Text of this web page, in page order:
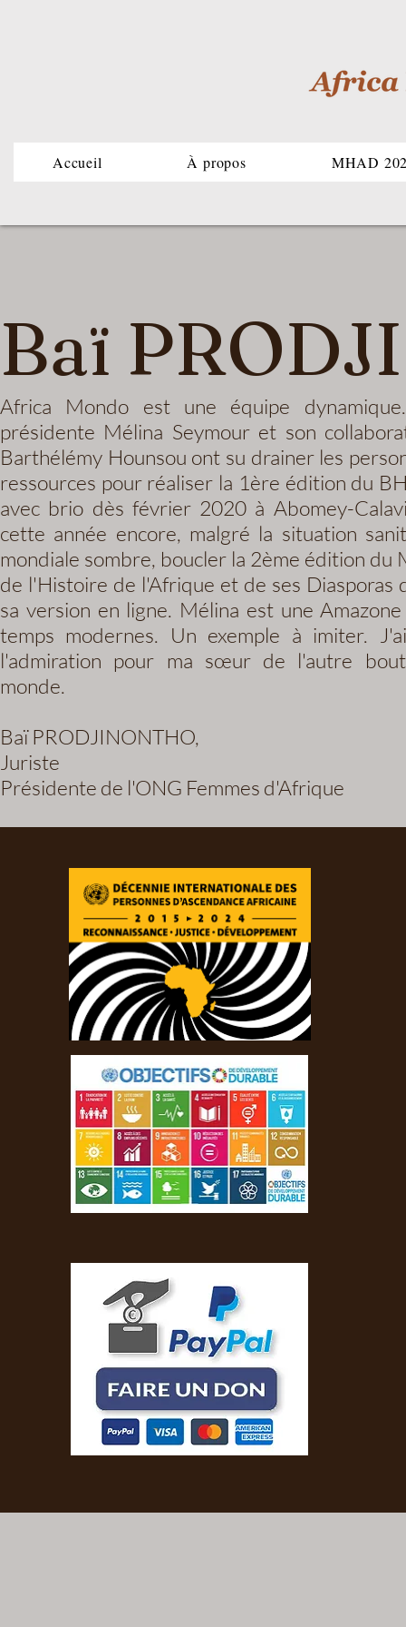
Accueil À propos MHAD
Baï
Africa Mondo est une équipe
présidente Mélina Seymour et son
Barthélémy Hounsou ont su drainer les
ressources pour réaliser la 1ère édition du
avec brio dès février 2020 à Abomey-
cette année encore, malgré la situation
mondiale sombre, boucler la 2ème édition du
de l'Histoire de l'Afrique et de ses Diasporas
sa version en ligne. Mélina est une
temps modernes. Un exemple à imiter.
l'admiration pour ma sœur de l'autre
monde.
Baï PRODJINONTHO,
Juriste
Présidente de l'ONG Femmes d'Afrique